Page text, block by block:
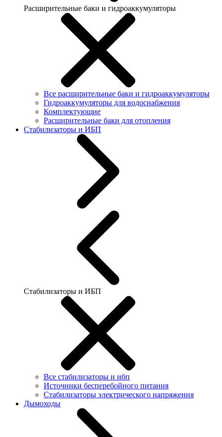
Расширительные баки и гидроаккумуляторы
Все расширительные баки и гидроаккумуляторы
Гидроаккумуляторы для водоснабжения
Комплектующие
Расширительные баки для отопления
Стабилизаторы и ИБП
Стабилизаторы и ИБП
Все стабилизаторы и ибп
Источники бесперебойного питания
Стабилизаторы электрического напряжения
Дымоходы